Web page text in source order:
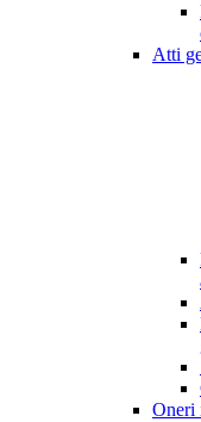
Atti
Oneri